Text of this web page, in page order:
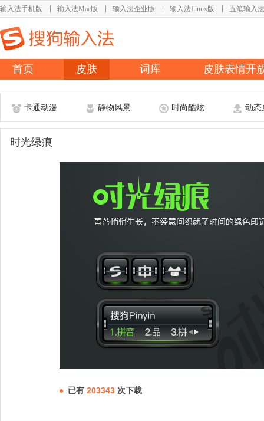
输入法手机版 输入法Mac版 输入法企业版 输入法Linux版 五笔输入法
首页 皮肤 词库 皮肤表情开
卡通动漫 静物风景 时尚酷炫 动态
时光绿痕
已有 203343 次下载